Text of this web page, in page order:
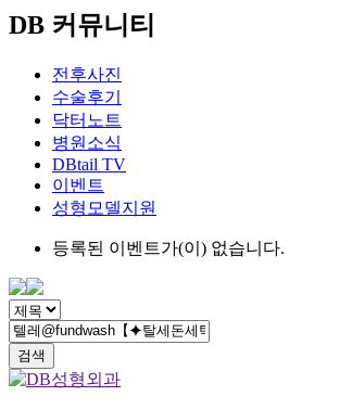
DB 커뮤니티
전후사진
수술후기
닥터노트
병원소식
DBtail TV
이벤트
성형모델지원
등록된 이벤트가(이) 없습니다.
검색